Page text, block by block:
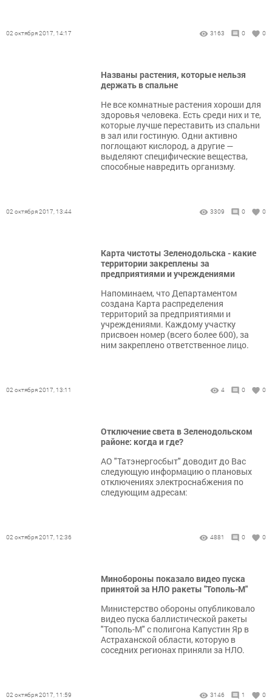
02 октября 2017, 14:17 3163 0 0
Названы растения, которые нельзя
держать в спальне
Не все комнатные растения хороши для
здоровья человека. Есть среди них и те,
которые лучше переставить из спальни
в зал или гостиную. Одни активно
поглощают кислород, а другие —
выделяют специфические вещества,
способные навредить организму.
02 октября 2017, 13:44 3309 0 0
Карта чистоты Зеленодольска - какие
территории закреплены за
предприятиями и учреждениями
Напоминаем, что Департаментом
создана Карта распределения
территорий за предприятиями и
учреждениями. Каждому участку
присвоен номер (всего более 600), за
ним закреплено ответственное лицо.
02 октября 2017, 13:11 4 0 0
Отключение света в Зеленодольском
районе: когда и где?
АО "Татэнергосбыт" доводит до Вас
следующую информацию о плановых
отключениях электроснабжения по
следующим адресам:
02 октября 2017, 12:36 4881 0 0
Минобороны показало видео пуска
принятой за НЛО ракеты "Тополь-М"
Министерство обороны опубликовало
видео пуска баллистической ракеты
"Тополь-М" с полигона Капустин Яр в
Астраханской области, которую в
соседних регионах приняли за НЛО.
02 октября 2017, 11:59 3146 1 0